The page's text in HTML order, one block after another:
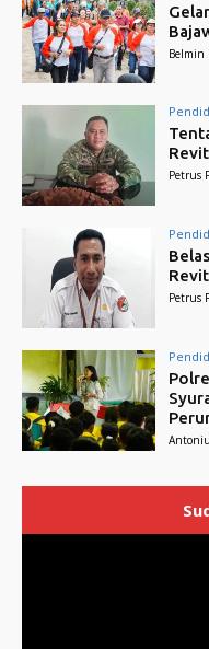
Belmin
Petrus
Petrus